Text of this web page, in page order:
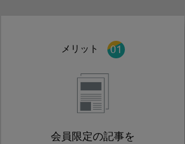
メリット
会員限定の記事を